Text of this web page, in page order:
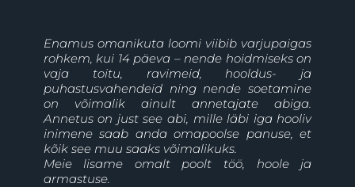
Enamus omanikuta loomi viibib varjupaigas
rohkem, kui 14 päeva – nende hoidmiseks on
vaja toitu, ravimeid, hooldus- ja
puhastusvahendeid ning nende soetamine
on võimalik ainult annetajate abiga.
Annetus on just see abi, mille läbi iga hooliv
inimene saab anda omapoolse panuse, et
kõik see muu saaks võimalikuks.
Meie lisame omalt poolt töö, hoole ja
armastuse.